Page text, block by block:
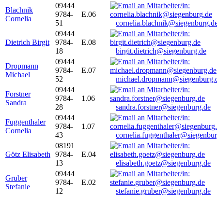
Blachnik
Cornelia
09444
9784-
51
E.06
Dietrich Birgit
09444
9784-
18
E.08
birgit.dietrich@siegenburg.de
Dropmann
Michael
09444
9784-
52
E.07
Forstner
Sandra
09444
9784-
28
1.06
sandra.forstner@siegenburg.de
Fuggenthaler
Cornelia
09444
9784-
43
1.07
Götz Elisabeth
08191
9784-
13
E.04
elisabeth.goetz@siegenburg.de
Gruber
Stefanie
09444
9784-
12
E.02
stefanie.gruber@siegenburg.de